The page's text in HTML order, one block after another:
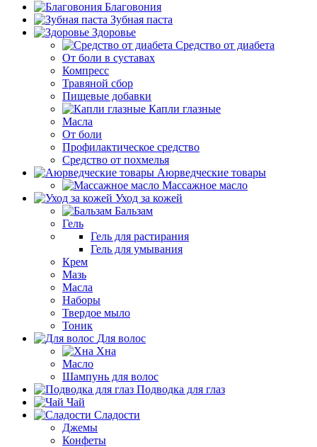
Благовония
Зубная паста
Здоровье
Средство от диабета
От боли в суставах
Компресс
Травяной сбор
Пищевые добавки
Капли глазные
Масла
От боли
Профилактическое средство
Средство от похмелья
Аюрведческие товары
Массажное масло
Уход за кожей
Бальзам
Гель
Гель для растирания
Гель для умывания
Крем
Мазь
Масла
Наборы
Твердое мыло
Тоник
Для волос
Хна
Масло
Шампунь для волос
Подводка для глаз
Чай
Сладости
Джемы
Конфеты